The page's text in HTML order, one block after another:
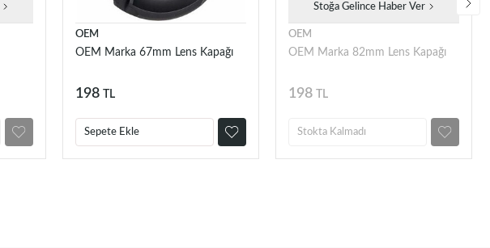
OEM
OEM Marka 67mm Lens Kapağı
198 TL
Sepete Ekle
Stoğa Gelince Haber Ver
OEM
OEM Marka 82mm Lens Kapağı
198 TL
Stokta Kalmadı